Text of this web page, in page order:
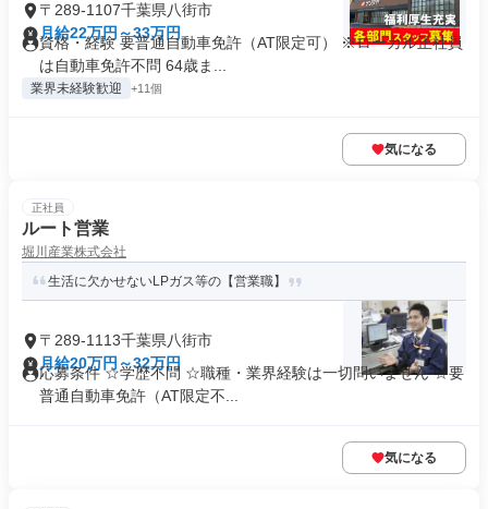
〒289-1107千葉県八街市
月給22万円～33万円
資格・経験 要普通自動車免許（AT限定可） ※ローカル正社員
は自動車免許不問 64歳ま...
業界未経験歓迎 +11個
気になる
正社員
ルート営業
堀川産業株式会社
生活に欠かせないLPガス等の【営業職】
〒289-1113千葉県八街市
月給20万円～32万円
応募条件 ☆学歴不問 ☆職種・業界経験は一切問いません ☆要
普通自動車免許（AT限定不...
気になる